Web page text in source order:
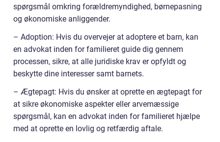
spørgsmål omkring forældremyndighed, børnepasning
og økonomiske anliggender.
– Adoption: Hvis du overvejer at adoptere et barn, kan
en advokat inden for familieret guide dig gennem
processen, sikre, at alle juridiske krav er opfyldt og
beskytte dine interesser samt barnets.
– Ægtepagt: Hvis du ønsker at oprette en ægtepagt for
at sikre økonomiske aspekter eller arvemæssige
spørgsmål, kan en advokat inden for familieret hjælpe
med at oprette en lovlig og retfærdig aftale.